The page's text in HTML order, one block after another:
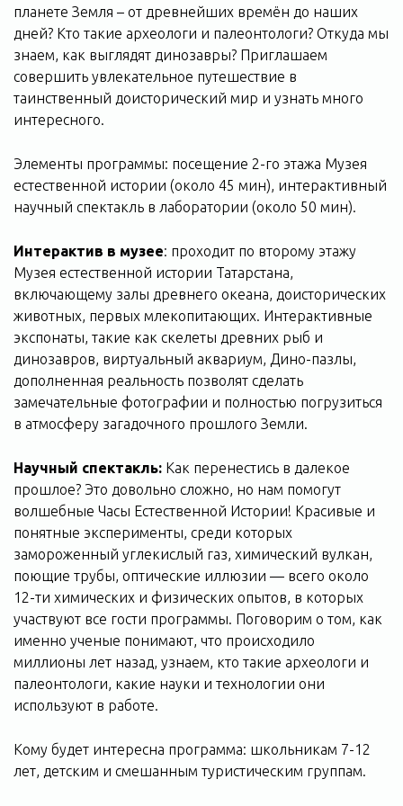
планете Земля – от древнейших времён до наших
дней? Кто такие археологи и палеонтологи? Откуда мы
знаем, как выглядят динозавры? Приглашаем
совершить увлекательное путешествие в
таинственный доисторический мир и узнать много
интересного.
Элементы программы: посещение 2-го этажа Музея
естественной истории (около 45 мин), интерактивный
научный спектакль в лаборатории (около 50 мин).
Интерактив в музее: проходит по второму этажу
Музея естественной истории Татарстана,
включающему залы древнего океана, доисторических
животных, первых млекопитающих. Интерактивные
экспонаты, такие как скелеты древних рыб и
динозавров, виртуальный аквариум, Дино-пазлы,
дополненная реальность позволят сделать
замечательные фотографии и полностью погрузиться
в атмосферу загадочного прошлого Земли.
Научный спектакль: Как перенестись в далекое
прошлое? Это довольно сложно, но нам помогут
волшебные Часы Естественной Истории! Красивые и
понятные эксперименты, среди которых
замороженный углекислый газ, химический вулкан,
поющие трубы, оптические иллюзии — всего около
12-ти химических и физических опытов, в которых
участвуют все гости программы. Поговорим о том, как
именно ученые понимают, что происходило
миллионы лет назад, узнаем, кто такие археологи и
палеонтологи, какие науки и технологии они
используют в работе.
Кому будет интересна программа: школьникам 7-12
лет, детским и смешанным туристическим группам.